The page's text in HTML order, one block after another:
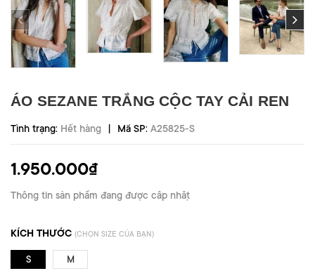
ÁO SEZANE TRẮNG CỘC TAY CẢI REN
Tình trạng: Hết hàng | Mã SP: A25825-S
1.950.000₫
Thông tin sản phẩm đang được cập nhật
KÍCH THƯỚC (CHỌN SIZE CỦA BẠN)
S M